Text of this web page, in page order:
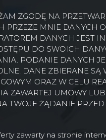
ZGODĘ NA
PRZEZE MNIE DANYCH
DANYCH JEST
DO SWOICH
PODANIE DANYCH
DANE ZBIERANE SĄ
ORAZ W CELU
ZAWARTEJ UMOWY
TWOJE ŻĄDANIE PRZED
zawarty na stronie